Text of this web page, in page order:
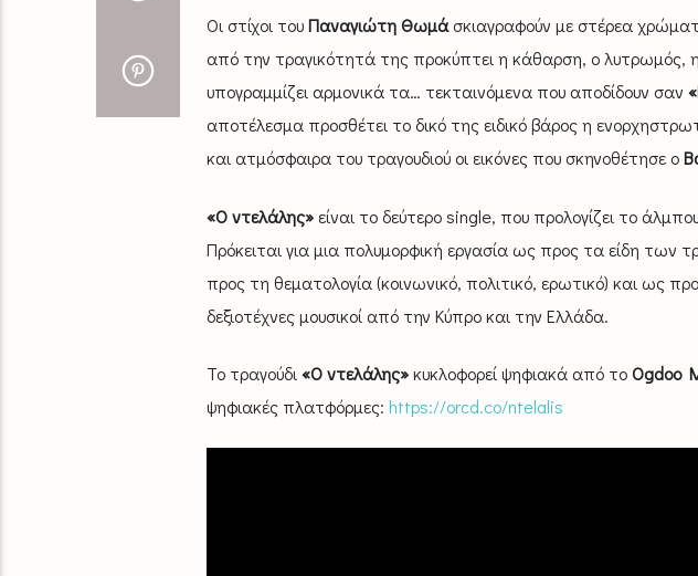
Οι στίχοι τουΠαναγιώτη Θωμάσκιαγραφούν με στέρεα
από την τραγικότητά της προκύπτει η κάθαρση, ο λυτρωμός,
υπογραμμίζει αρμονικά τα… τεκταινόμενα που αποδίδουν σαν
αποτέλεσμα προσθέτει το δικό της ειδικό βάρος η
και ατμόσφαιρα του τραγουδιού οι εικόνες που σκηνοθέτησε ο
«Ο ντελάλης»είναι το δεύτερο single, που προλογίζει το
Πρόκειται για μια πολυμορφική εργασία ως προς τα είδη των
προς τη θεματολογία (κοινωνικό, πολιτικό, ερωτικό) και ως
δεξιοτέχνες μουσικοί από την Κύπρο και την Ελλάδα.
Το τραγούδι «Ο ντελάλης»κυκλοφορεί ψηφιακά από τοOgdoo
ψηφιακές πλατφόρμες: https://orcd.co/ntelalis